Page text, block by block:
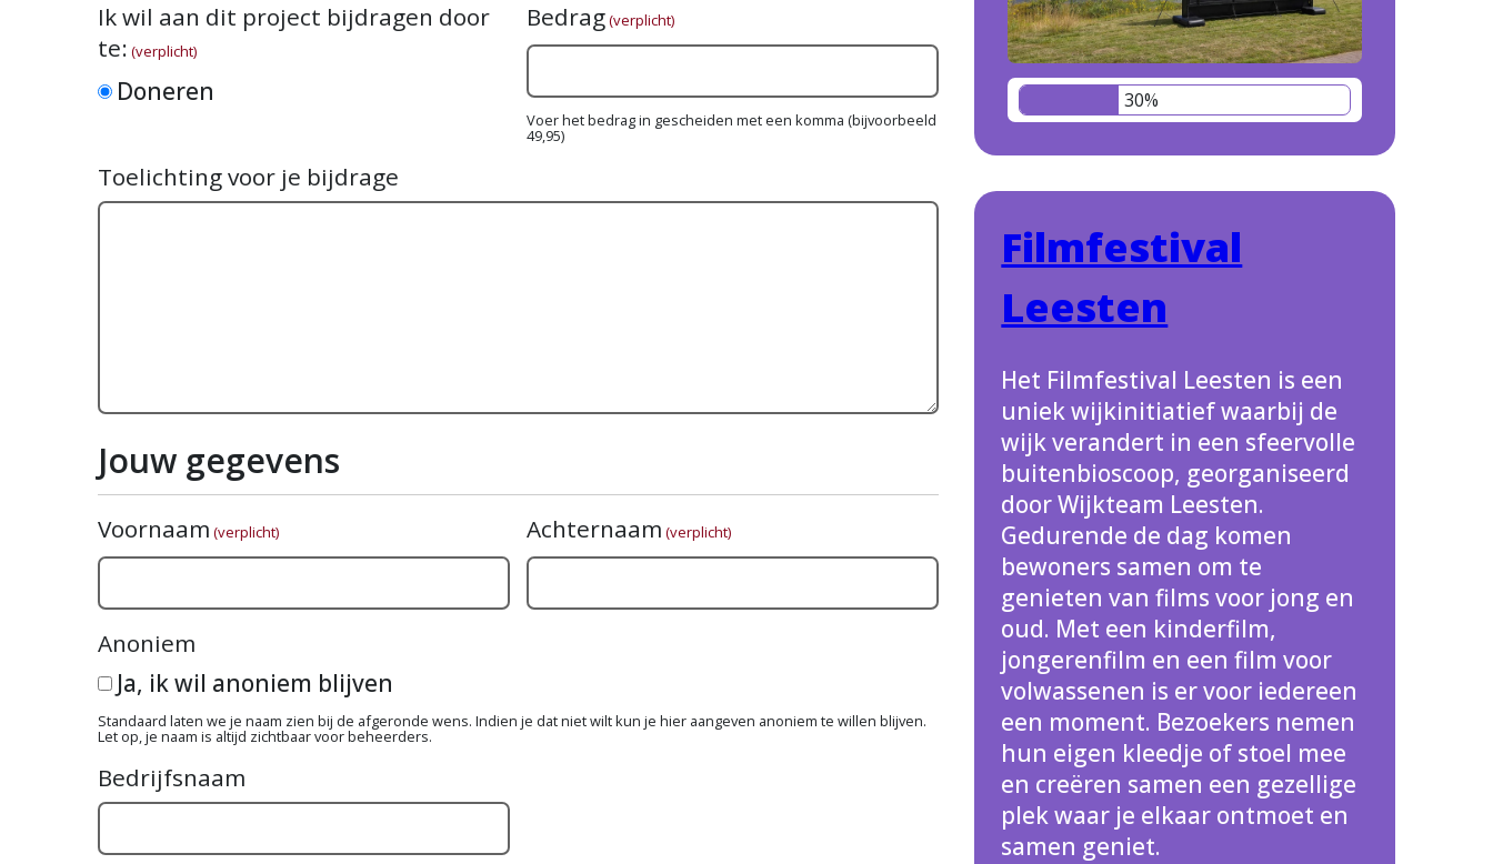
Ik wil aan dit project bijdragen door
te: (verplicht)
Doneren
Bedrag(verplicht)
Voer het bedrag in gescheiden met een komma (bijvoorbeeld
49,95)
Toelichting voor je bijdrage
Jouw gegevens
Voornaam (verplicht) Achternaam (verplicht)
Anoniem
Ja, ik wil anoniem blijven
Standaard laten we je naam zien bij de afgeronde wens. Indien je dat niet wilt kun je hier aangeven anoniem te willen blijven.
Let op, je naam is altijd zichtbaar voor beheerders.
Bedrijfsnaam
30%
Filmfestival
Leesten
Het Filmfestival Leesten is een
uniek wijkinitiatief waarbij de
wijk verandert in een sfeervolle
buitenbioscoop, georganiseerd
door Wijkteam Leesten.
Gedurende de dag komen
bewoners samen om te
genieten van films voor jong en
oud. Met een kinderfilm,
jongerenfilm en een film voor
volwassenen is er voor iedereen
een moment. Bezoekers nemen
hun eigen kleedje of stoel mee
en creëren samen een gezellige
plek waar je elkaar ontmoet en
samen geniet.